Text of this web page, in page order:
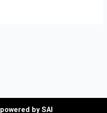
powered by SAI